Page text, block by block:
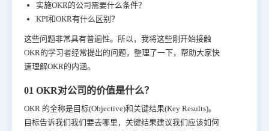
实施OKR的公司需要什么条件？
KPI和OKR有什么区别？
这些问题非常具有普遍性。所以，我将这些刚开始接触
OKR的学习者经常提出的问题，整理了一下，帮助大家快
速理解OKR的内涵。
01 OKR对公司的价值是什么？
OKR 的全称是目标(Objective)和关键结果(Key Results)。
目标告诉我们我们要去哪里，关键结果建议我们应该如何